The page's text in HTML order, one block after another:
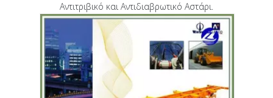
Αντιτριβικό και Αντιδιαβρωτικό Αστάρι.